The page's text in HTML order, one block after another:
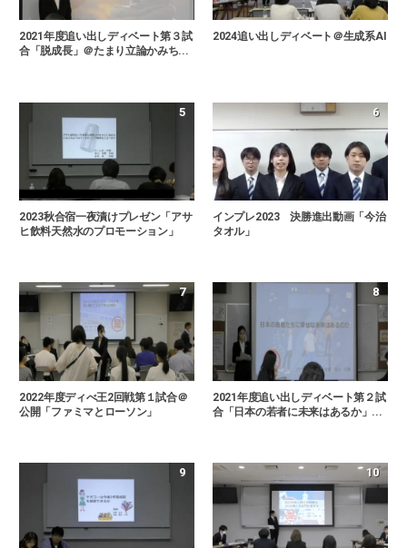
2021年度追い出しディベート第３試
合「脱成長」＠たまり立論かみち...
2024追い出しディベート＠生成系AI
5
2023秋合宿一夜漬けプレゼン「アサ
ヒ飲料天然水のプロモーション」
6
インプレ2023 決勝進出動画「今治
タオル」
7
2022年度ディべ王2回戦第１試合＠
公開「ファミマとローソン」
8
2021年度追い出しディベート第２試
合「日本の若者に未来はあるか」...
9 10